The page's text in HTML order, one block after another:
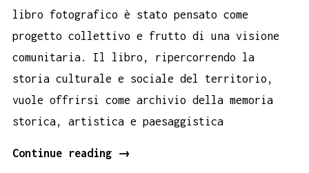
libro fotografico è stato pensato come
progetto collettivo e frutto di una visione
comunitaria. Il libro, ripercorrendo la
storia culturale e sociale del territorio,
vuole offrirsi come archivio della memoria
storica, artistica e paesaggistica
Continue reading
CASTELBUONO
→